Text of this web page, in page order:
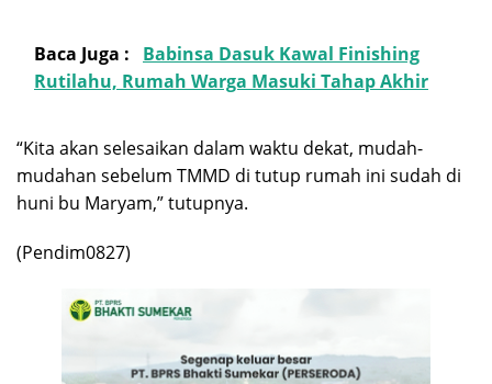
Baca Juga :
Babinsa Dasuk Kawal Finishing
Rutilahu, Rumah Warga Masuki Tahap Akhir
“Kita akan selesaikan dalam waktu dekat, mudah-
mudahan sebelum TMMD di tutup rumah ini sudah di
huni bu Maryam,” tutupnya.
(Pendim0827)